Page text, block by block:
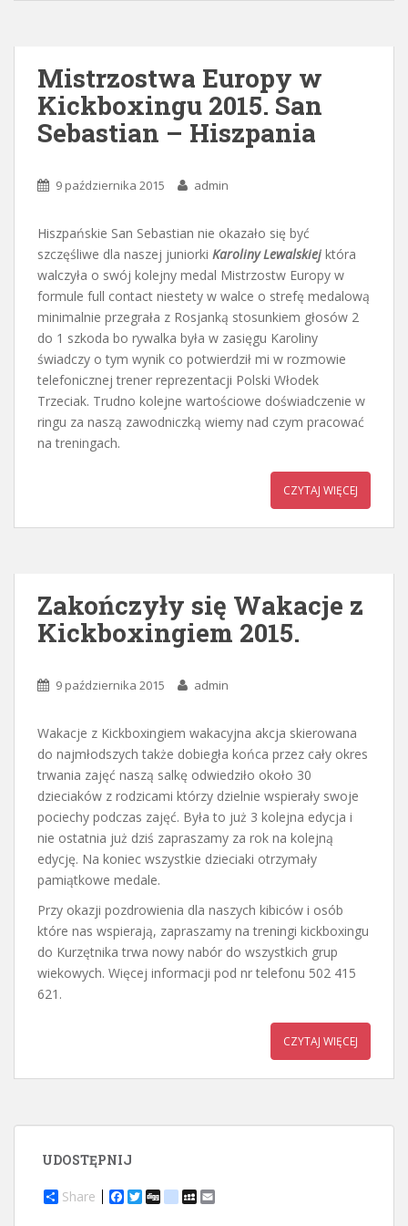
Mistrzostwa Europy w
Kickboxingu 2015. San
Sebastian – Hiszpania
9 października 2015 admin
Hiszpańskie San Sebastian nie okazało się być
szczęśliwe dla naszej juniorki Karoliny Lewalskiej która
walczyła o swój kolejny medal Mistrzostw Europy w
formule full contact niestety w walce o strefę medalową
minimalnie przegrała z Rosjanką stosunkiem głosów 2
do 1 szkoda bo rywalka była w zasięgu Karoliny
świadczy o tym wynik co potwierdził mi w rozmowie
telefonicznej trener reprezentacji Polski Włodek
Trzeciak. Trudno kolejne wartościowe doświadczenie w
ringu za naszą zawodniczką wiemy nad czym pracować
na treningach.
CZYTAJ WIĘCEJ
Zakończyły się Wakacje z
Kickboxingiem 2015.
9 października 2015 admin
Wakacje z Kickboxingiem wakacyjna akcja skierowana
do najmłodszych także dobiegła końca przez cały okres
trwania zajęć naszą salkę odwiedziło około 30
dzieciaków z rodzicami którzy dzielnie wspierały swoje
pociechy podczas zajęć. Była to już 3 kolejna edycja i
nie ostatnia już dziś zapraszamy za rok na kolejną
edycję. Na koniec wszystkie dzieciaki otrzymały
pamiątkowe medale.
Przy okazji pozdrowienia dla naszych kibiców i osób
które nas wspierają, zapraszamy na treningi kickboxingu
do Kurzętnika trwa nowy nabór do wszystkich grup
wiekowych. Więcej informacji pod nr telefonu 502 415
621.
CZYTAJ WIĘCEJ
UDOSTĘPNIJ
Share
F
T
D
d
M